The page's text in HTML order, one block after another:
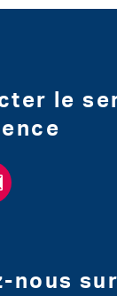
le
nous sur